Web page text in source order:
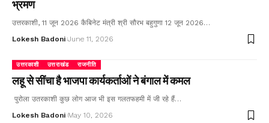
भ्रमण
उत्तरकाशी, 11 जून 2026 कैबिनेट मंत्री श्री सौरभ बहुगुणा 12 जून 2026…
Lokesh Badoni June 11, 2026
उत्तरकाशी उत्तराखंड राजनीति
लहू से सींचा है भाजपा कार्यकर्ताओं ने बंगाल में कमल
पुरोला उतरकाशी कुछ लोग आज भी इस गलतफहमी में जी रहे हैं…
Lokesh Badoni May 10, 2026